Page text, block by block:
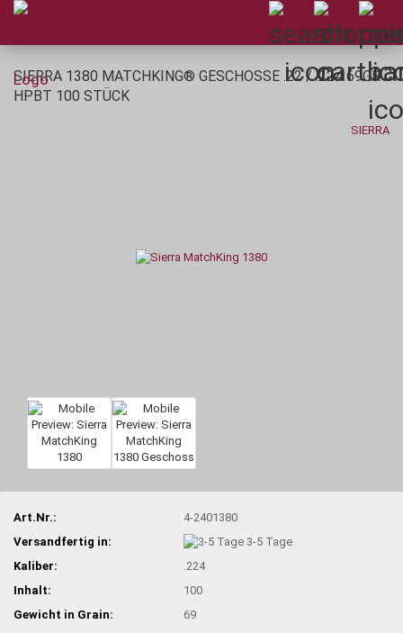
SIERRA 1380 MATCHKING® GESCHOSSE .22 / .224 69GR
HPBT 100 STÜCK
SIERRA
Art.Nr.:
4-2401380
Versandfertig in:
3-5 Tage
Kaliber:
.224
Inhalt:
100
Gewicht in Grain:
69